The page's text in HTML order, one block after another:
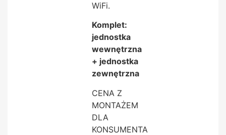
WiFi.
Komplet:
jednostka
wewnętrzna
+ jednostka
zewnętrzna
CENA Z
MONTAŻEM
DLA
KONSUMENTA